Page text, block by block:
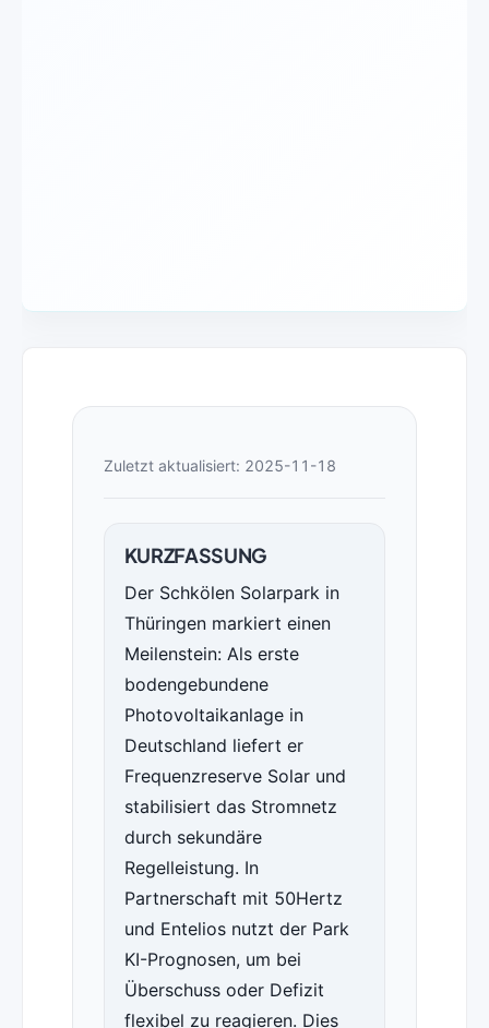
Zuletzt aktualisiert: 2025-11-18
KURZFASSUNG
Der Schkölen Solarpark in
Thüringen markiert einen
Meilenstein: Als erste
bodengebundene
Photovoltaikanlage in
Deutschland liefert er
Frequenzreserve Solar und
stabilisiert das Stromnetz
durch sekundäre
Regelleistung. In
Partnerschaft mit 50Hertz
und Entelios nutzt der Park
KI-Prognosen, um bei
Überschuss oder Defizit
flexibel zu reagieren. Dies